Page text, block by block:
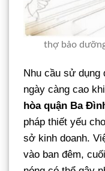
thợ bảo
Nhu cầu sử dụng
ngày càng cao
hòa quận Ba
pháp thiết yếu
sở kinh doanh.
vào ban đêm,